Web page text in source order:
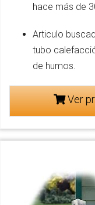
hace más de
Articulo
tubo
de humos.
Ver